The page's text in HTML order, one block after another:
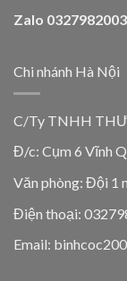
Zalo 0327982003
Chi nhánh Hà Nội
C/Ty TNHH
Đ/c: Cụm 6 Vĩnh
Văn phòng: Đội 1
Điện thoại:
Email: